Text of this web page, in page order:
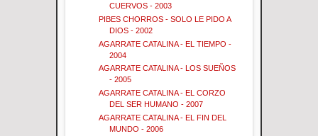
CUERVOS - 2003
PIBES CHORROS - SOLO LE PIDO A
DIOS - 2002
AGARRATE CATALINA - EL TIEMPO -
2004
AGARRATE CATALINA - LOS SUEÑOS
- 2005
AGARRATE CATALINA - EL CORZO
DEL SER HUMANO - 2007
AGARRATE CATALINA - EL FIN DEL
MUNDO - 2006